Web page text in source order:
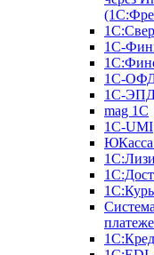
1С-
1С-
1С-
mag 1C
1C-UMI